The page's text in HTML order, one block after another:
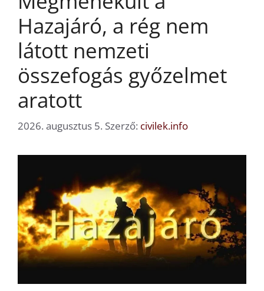
Hazajáró, a rég nem
látott nemzeti
összefogás győzelmet
aratott
2026. augusztus 5. Szerző: civilek.info